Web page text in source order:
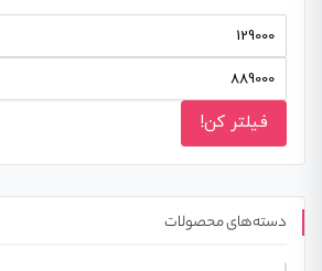
فیلتر کن!
دسته‌های محصولات